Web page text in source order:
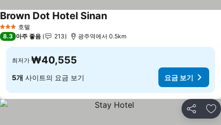
3 성급 호텔
Brown Dot Hotel Sinan요금 보기
8.3 아주 좋음 213 광주역에서 0.5km
최저가 ₩40,555
5개 사이트의 요금 보기 요금 보기
공유 즐